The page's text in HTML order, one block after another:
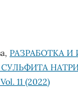
РАЗРАБОТКА
11 (2022)